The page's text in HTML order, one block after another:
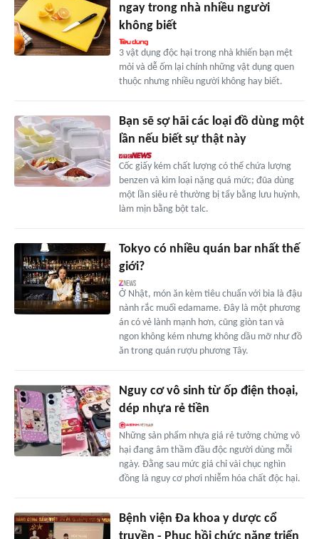
ngay trong nhà nhiều người
không biết
3 vật dụng độc hại trong nhà khiến bạn mệt
mỏi và dễ ốm lại chính những vật dụng quen
thuộc nhưng nhiều người không hay biết.
Bạn sẽ sợ hãi các loại đồ dùng một
lần nếu biết sự thật này
Cốc giấy kém chất lượng có thể chứa lượng
benzen và kim loại nặng quá mức; đũa dùng
một lần siêu rẻ thường bị tẩy bằng lưu huỳnh,
làm mịn bằng bột talc.
Tokyo có nhiều quán bar nhất thế
giới?
Ở Nhật, món ăn kèm tiêu chuẩn với bia là đậu
nành rắc muối edamame. Đây là một phương
án có vẻ lành mạnh hơn, cũng giòn tan và
ngon không kém nhưng không dầu mỡ như đồ
ăn trong quán rượu phương Tây.
Nguy cơ vô sinh từ ốp điện thoại,
dép nhựa rẻ tiền
Những sản phẩm nhựa giá rẻ tưởng chừng vô
hại đang âm thầm đầu độc người dùng mỗi
ngày. Đằng sau mức giá chỉ vài chục nghìn
đồng là nguy cơ phơi nhiễm hóa chất độc hại.
Bệnh viện Đa khoa y dược cổ
truyền - Phục hồi chức năng triển